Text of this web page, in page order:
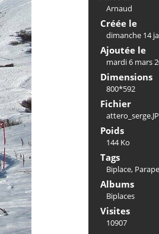
Arnaud
Créée le
dimanche 14
Ajoutée le
mardi 6 mars
Dimensions
800*592
Fichier
Poids
144 Ko
Tags
Biplace,
Albums
Biplaces
Visites
10907